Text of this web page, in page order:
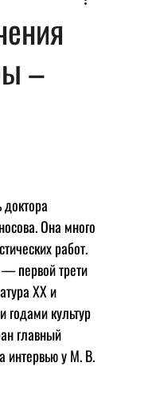
–
Она много
работ.
— первой трети
ХХ и
культур
главный
интервью у М. В.